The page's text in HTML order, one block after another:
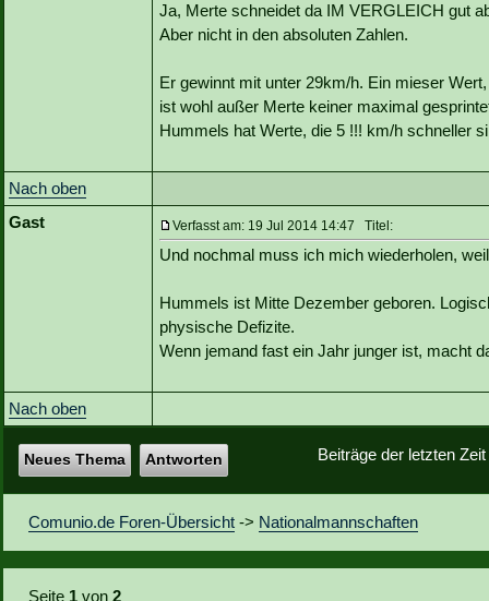
Ja, Merte schneidet da IM VERGLEICH gut
Aber nicht in den absoluten Zahlen.
Er gewinnt mit unter 29km/h. Ein mieser
ist wohl außer Merte keiner maximal
Hummels hat Werte, die 5 !!! km/h schneller
Nach oben
Gast
Verfasst am: 19 Jul 2014 14:47 Titel:
Und nochmal muss ich mich wiederholen,
Hummels ist Mitte Dezember geboren.
physische Defizite.
Wenn jemand fast ein Jahr junger ist, macht
Nach oben
Beiträge der letzten
Neues Thema Antworten
Comunio.de Foren-Übersicht -> Nationalmannschaften
Seite 1 von2